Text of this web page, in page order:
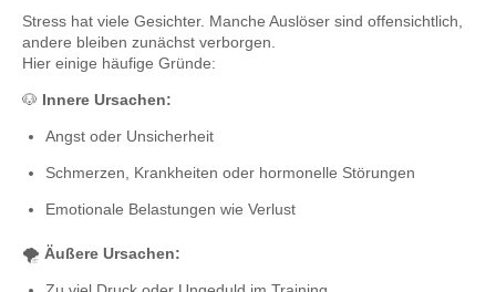
Stress hat viele Gesichter. Manche Auslöser sind offensichtlich,
andere bleiben zunächst verborgen.
Hier einige häufige Gründe:
🐶 Innere Ursachen:
Angst oder Unsicherheit
Schmerzen, Krankheiten oder hormonelle Störungen
Emotionale Belastungen wie Verlust
🌪️ Äußere Ursachen: